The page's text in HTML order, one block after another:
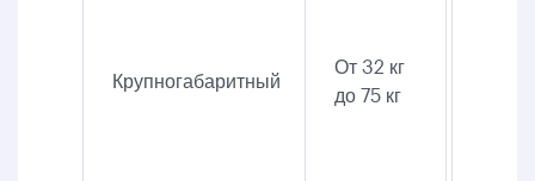
Крупногабаритный
От 32 кг
до 75 кг